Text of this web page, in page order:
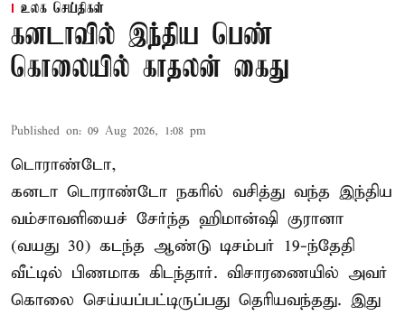
உலக செய்திகள்
கனடாவில் இந்திய பெண்
கொலையில் காதலன் கைது
Published on: 09 Aug 2026, 1:08 pm
டொராண்டோ,
கனடா டொராண்டோ நகரில் வசித்து வந்த இந்திய
வம்சாவளியைச் சேர்ந்த ஹிமான்ஷி குரானா
(வயது 30) கடந்த ஆண்டு டிசம்பர் 19-ந்தேதி
வீட்டில் பிணமாக கிடந்தார். விசாரணையில் அவர்
கொலை செய்யப்பட்டிருப்பது தெரியவந்தது. இது